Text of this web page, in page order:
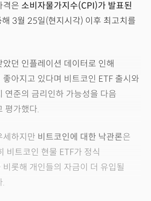
격은 소비자물가지수(CPI)가 발표된
해 3월 25일(현지시각) 이후 최고치를
던 인플레이션 데이터로 인해
아지고 있다며 비트코인 ETF 출시와
연준의 금리인하 가능성을 다음
평가했다.
세하지만 비트코인에 대한 낙관론은
비트코인 현물 ETF가 정식
롯해 개인들의 자금이 더 유입될
.